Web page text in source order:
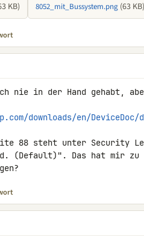
KB) 8052_mit_Bussystem.png (63 KB)
nie in der Hand gehabt,
downloads/en/DeviceDoc/
88 steht unter Security
(Default)". Das hat mir zu